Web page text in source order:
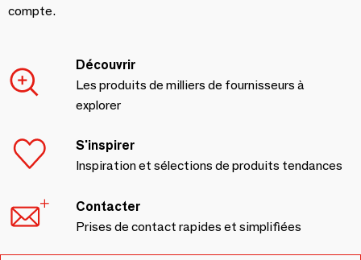
compte.
Découvrir
Les produits de milliers de fournisseurs à
explorer
S'inspirer
Inspiration et sélections de produits tendances
Contacter
Prises de contact rapides et simplifiées